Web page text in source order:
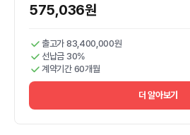
575,036원
출고가 83,400,000원
선납금 30%
계약기간 60개월
더 알아보기